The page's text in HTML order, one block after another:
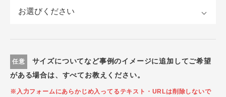
任意
サイズについてなど事例のイメージに追加してご希望
がある場合は、すべてお教えください。
※入力フォームにあらかじめ入ってるテキスト・URLは削除しないで